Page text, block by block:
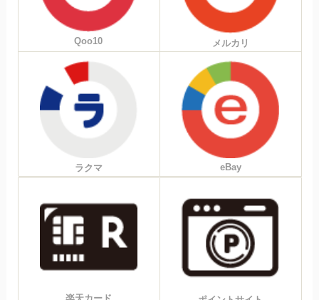
Qoo10 メルカリ
ラクマ eBay